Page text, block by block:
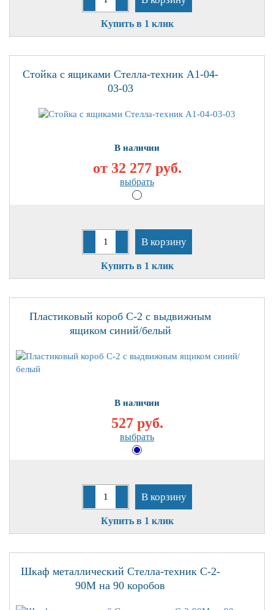
Купить в 1 клик
Стойка с ящиками Стелла-техник А1-04-
03-03
В наличии
от 32 277руб.
выбрать
В корзину
Купить в 1 клик
Пластиковый короб С-2 с выдвижным
ящиком синий/белый
В наличии
527 руб.
выбрать
В корзину
Купить в 1 клик
Шкаф металлический Стелла-техник С-2-
90М на 90 коробов